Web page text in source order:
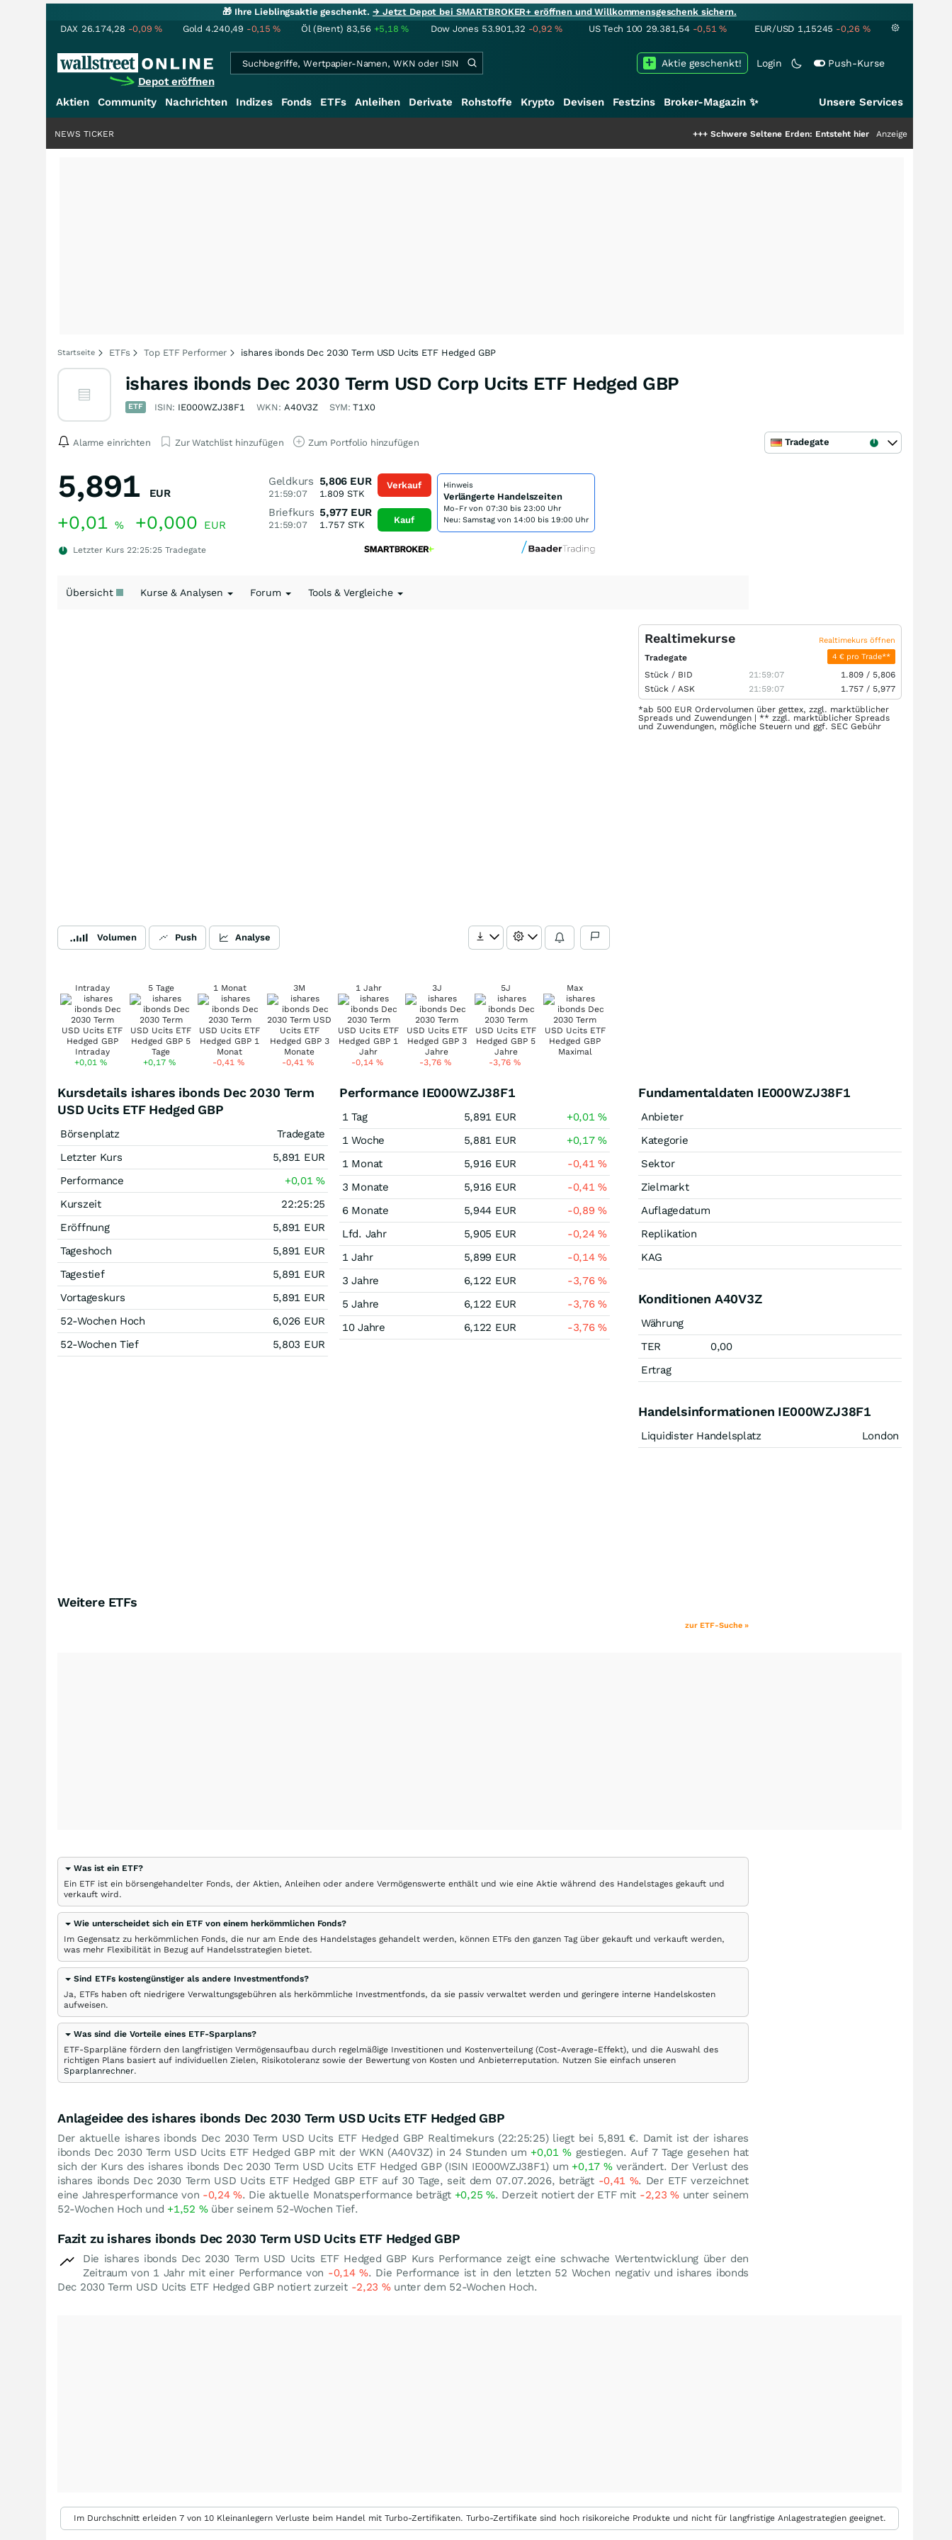
🎁 Ihre Lieblingsaktie geschenkt.→ Jetzt Depot bei SMARTBROKER+ eröffnen und Willkommensgeschenk sichern.
DAX 26.174,28 -0,09% Gold 4.240,49 -0,15% Öl (Brent) 83,56 +5,18% Dow Jones 53.901,32 -0,92% US Tech 100 29.381,54 -0,51% EUR/USD 1,15245 -0,26 %
Depot eröffnen
Login Push-Kurse
Aktie geschenkt!
Aktien Community Nachrichten Indizes Fonds ETFs Anleihen Derivate Rohstoffe Krypto Devisen Festzins Broker-Magazin ✨ Unsere Services
Schwere Seltene Erden: Entsteht hier die nächste Milliardenstory?
Anzeige
NEWS TICKER
Startseite ETFs Top ETF Performer ishares ibonds Dec 2030 Term USD Ucits ETF Hedged GBP
ishares ibonds Dec 2030 Term USD Corp Ucits ETF Hedged GBP
ETF ISIN: IE000WZJ38F1 WKN: A40V3Z SYM:T1X0
Alarme einrichten Zur Watchlist hinzufügen Zum Portfolio hinzufügen Tradegate
5,891 EUR
+0,01 % +0,000 EUR
Letzter Kurs 22:25:25 Tradegate
Geldkurs
21:59:07
5,806 EUR
1.809 STK
Briefkurs
21:59:07
5,977 EUR
1.757STK
Verkauf
Kauf
Hinweis
Verlängerte Handelszeiten
Mo-Fr von 07:30 bis 23:00 Uhr
Neu: Samstag von 14:00 bis 19:00 Uhr
Übersicht Kurse & Analysen Forum Tools & Vergleiche
Volumen Push Analyse
Intraday
+0,01%
5 Tage
+0,17%
1 Monat
-0,41 %
3M
-0,41%
1 Jahr
-0,14 %
3J
-3,76%
5J
-3,76 %
Max
Realtimekurse Realtimekurs öffnen
Tradegate 4 € pro Trade**
Stück / BID 21:59:07 1.809 / 5,806
Stück / ASK 21:59:07 1.757 / 5,977
*ab 500 EUR Ordervolumen über gettex, zzgl. marktüblicher
Spreads und Zuwendungen | ** zzgl. marktüblicher Spreads
und Zuwendungen, mögliche Steuern und ggf. SEC Gebühr
Kursdetails ishares ibonds Dec 2030 Term
USD Ucits ETF Hedged GBP
Börsenplatz
Tradegate
Letzter Kurs
5,891 EUR
Performance
+0,01%
Kurszeit
22:25:25
Eröffnung
5,891 EUR
Tageshoch
5,891 EUR
Tagestief
5,891 EUR
Vortageskurs
5,891 EUR
52-Wochen Hoch
6,026 EUR
52-Wochen Tief
5,803 EUR
Performance IE000WZJ38F1
1 Tag 5,891 EUR +0,01%
1 Woche
5,881 EUR +0,17%
1 Monat
5,916 EUR -0,41%
3 Monate
5,916 EUR -0,41%
6 Monate
5,944 EUR -0,89%
Lfd. Jahr
5,905 EUR -0,24%
1 Jahr
5,899 EUR -0,14%
3 Jahre
6,122 EUR -3,76%
5 Jahre
6,122 EUR -3,76%
10 Jahre
6,122 EUR -3,76%
Fundamentaldaten IE000WZJ38F1
Anbieter
Kategorie
Sektor
Zielmarkt
Auflagedatum
Replikation
KAG
Konditionen A40V3Z
Währung
TER
0,00
Ertrag
Handelsinformationen IE000WZJ38F1
Liquidister Handelsplatz London
Weitere ETFs
zur ETF-Suche »
Was ist ein ETF?
Ein ETF ist ein börsengehandelter Fonds, der Aktien, Anleihen oder andere Vermögenswerte enthält und wie eine Aktie während des Handelstages gekauft und
verkauft wird.
Wie unterscheidet sich ein ETF von einem herkömmlichen Fonds?
Im Gegensatz zu herkömmlichen Fonds, die nur am Ende des Handelstages gehandelt werden, können ETFs den ganzen Tag über gekauft und verkauft werden,
was mehr Flexibilität in Bezug auf Handelsstrategien bietet.
Sind ETFs kostengünstiger als andere Investmentfonds?
Ja, ETFs haben oft niedrigere Verwaltungsgebühren als herkömmliche Investmentfonds, da sie passiv verwaltet werden und geringere interne Handelskosten
aufweisen.
Was sind die Vorteile eines ETF-Sparplans?
ETF-Sparpläne fördern den langfristigen Vermögensaufbau durch regelmäßige Investitionen und Kostenverteilung (Cost-Average-Effekt), und die Auswahl des
richtigen Plans basiert auf individuellen Zielen, Risikotoleranz sowie der Bewertung von Kosten und Anbieterreputation. Nutzen Sie einfach unseren
Sparplanrechner.
Anlageidee des ishares ibonds Dec 2030 Term USD Ucits ETF Hedged GBP
Der aktuelle ishares ibonds Dec 2030 Term USD Ucits ETF Hedged GBP Realtimekurs (22:25:25) liegt bei 5,891 €. Damit ist der ishares
ibonds Dec 2030 Term USD Ucits ETF Hedged GBP mit der WKN (A40V3Z) in 24 Stunden um +0,01% gestiegen. Auf 7 Tage gesehen hat
sich der Kurs des ishares ibonds Dec 2030 Term USD Ucits ETF Hedged GBP (ISIN IE000WZJ38F1) um +0,17 %verändert. Der Verlust des
ishares ibonds Dec 2030 Term USD Ucits ETF Hedged GBP ETF auf 30 Tage, seit dem 07.07.2026, beträgt -0,41 %. Der ETF verzeichnet
eine Jahresperformance von -0,24%. Die aktuelle Monatsperformance beträgt +0,25%. Derzeit notiert der ETF mit -2,23%unter seinem
52-Wochen Hoch und +1,52 %über seinem 52-Wochen Tief.
Fazit zu ishares ibonds Dec 2030 Term USD Ucits ETF Hedged GBP
Die ishares ibonds Dec 2030 Term USD Ucits ETF Hedged GBP Kurs Performance zeigt eine schwache Wertentwicklung über den
Zeitraum von 1 Jahr mit einer Performance von -0,14%. Die Performance ist in den letzten 52 Wochen negativ und ishares ibonds
Dec 2030 Term USD Ucits ETF Hedged GBP notiert zurzeit -2,23 %unter dem 52-Wochen Hoch.
Im Durchschnitt erleiden 7 von 10 Kleinanlegern Verluste beim Handel mit Turbo-Zertifikaten. Turbo-Zertifikate sind hoch risikoreiche Produkte und nicht für langfristige Anlagestrategien geeignet.